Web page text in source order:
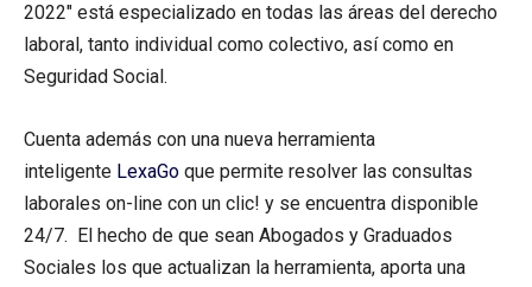
2022" está especializado en todas las áreas del derecho
laboral, tanto individual como colectivo, así como en
Seguridad Social.
Cuenta además con una nueva herramienta
inteligente LexaGo que permite resolver las consultas
laborales on-line con un clic! y se encuentra disponible
24/7. El hecho de que sean Abogados y Graduados
Sociales los que actualizan la herramienta, aporta una